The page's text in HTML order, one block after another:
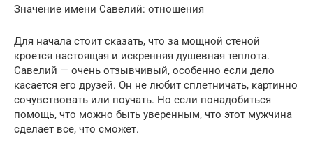
Значение имени Савелий: отношения
Для начала стоит сказать, что за мощной стеной
кроется настоящая и искренняя душевная теплота.
Савелий — очень отзывчивый, особенно если дело
касается его друзей. Он не любит сплетничать, картинно
сочувствовать или поучать. Но если понадобиться
помощь, что можно быть уверенным, что этот мужчина
сделает все, что сможет.